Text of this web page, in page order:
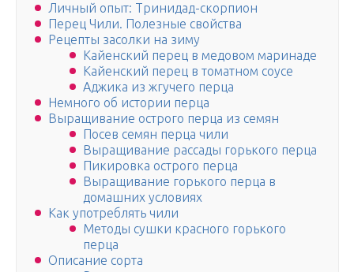
Личный опыт: Тринидад-скорпион
Перец Чили. Полезные свойства
Рецепты засолки на зиму
Кайенский перец в медовом маринаде
Кайенский перец в томатном соусе
Аджика из жгучего перца
Немного об истории перца
Выращивание острого перца из семян
Посев семян перца чили
Выращивание рассады горького перца
Пикировка острого перца
Выращивание горького перца в
домашних условиях
Как употреблять чили
Методы сушки красного горького
перца
Описание сорта